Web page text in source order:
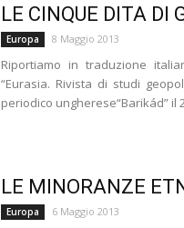
LE CINQUE DITA DI
Europa 8 Maggio 2013
Riportiamo in traduzione
“Eurasia. Rivista di studi
periodico ungherese“Barikád” il
LE MINORANZE
Europa 6 Maggio 2013